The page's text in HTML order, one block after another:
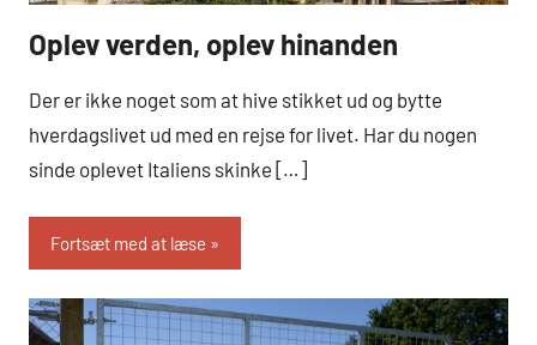
Hobby
Oplev verden, oplev hinanden
Der er ikke noget som at hive stikket ud og bytte
hverdagslivet ud med en rejse for livet. Har du nogen
sinde oplevet Italiens skinke […]
Fortsæt med at læse